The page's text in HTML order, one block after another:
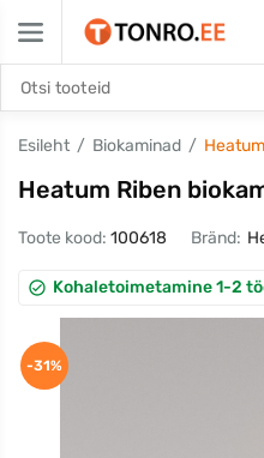
Esileht Biokaminad
Heatum Riben
Toote kood: 100618 Bränd:
Kohaletoimetamine 1-2
-31%